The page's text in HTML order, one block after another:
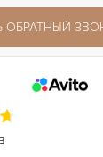
ОБРАТНЫЙ